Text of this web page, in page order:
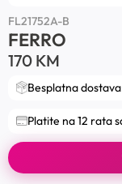
FL21752A-B
FERRO
170 KM
Besplatna
Platite na 12 rata